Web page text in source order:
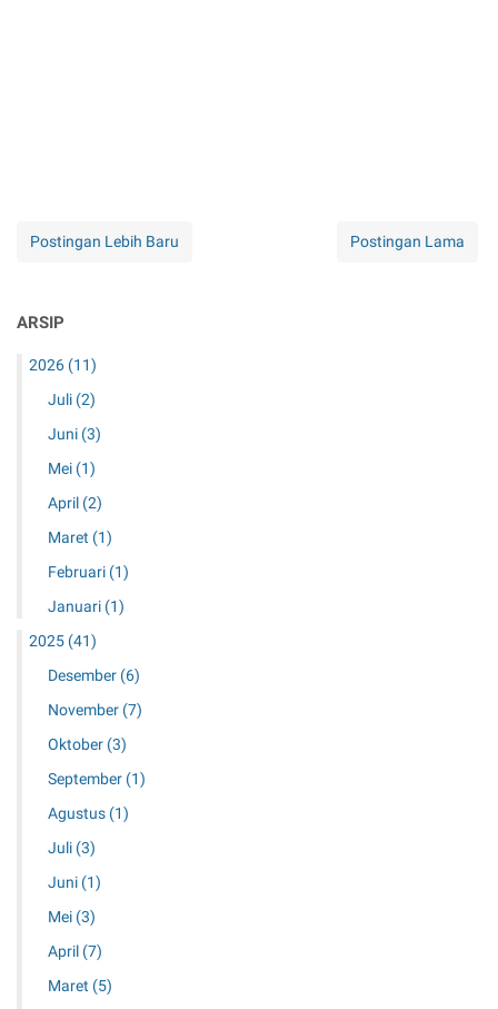
Postingan Lebih Baru Postingan Lama
ARSIP
2026 (11)
Juli (2)
Juni (3)
Mei (1)
April (2)
Maret (1)
Februari (1)
Januari (1)
2025 (41)
Desember (6)
November (7)
Oktober (3)
September (1)
Agustus (1)
Juli (3)
Juni (1)
Mei (3)
April (7)
Maret (5)